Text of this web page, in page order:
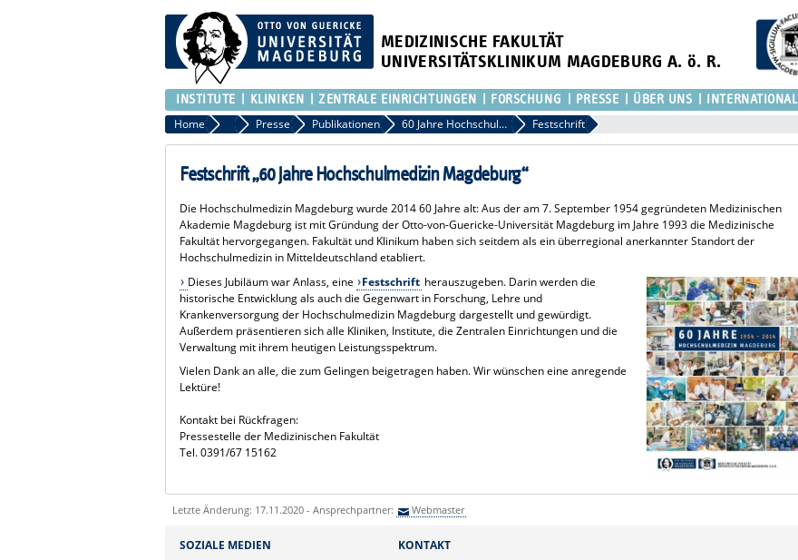
MEDIZINISCHE FAKULTÄT
UNIVERSITÄTSKLINIKUM MAGDEBURG A. ö. R.
INSTITUTE KLINIKEN ZENTRALE EINRICHTUNGEN FORSCHUNG PRESSE ÜBER UNS INTERNATIONAL
Home PressePresse Publikationen 60 Jahre Hochschulmedizin Magdeburg Festschrift
Festschrift „60 Jahre Hochschulmedizin Magdeburg“
Die Hochschulmedizin Magdeburg wurde 2014 60 Jahre alt: Aus der am 7. September 1954 gegründeten Medizinischen
Akademie Magdeburg ist mit Gründung der Otto-von-Guericke-Universität Magdeburg im Jahre 1993 die Medizinische
Fakultät hervorgegangen. Fakultät und Klinikum haben sich seitdem als ein überregional anerkannter Standort der
Hochschulmedizin in Mitteldeutschland etabliert.
Dieses Jubiläum war Anlass, eine
Festschrift herauszugeben. Darin werden die
historische Entwicklung als auch die Gegenwart in Forschung, Lehre und
Krankenversorgung der Hochschulmedizin Magdeburg dargestellt und gewürdigt.
Außerdem präsentieren sich alle Kliniken, Institute, die Zentralen Einrichtungen und die
Verwaltung mit ihrem heutigen Leistungsspektrum.
Vielen Dank an alle, die zum Gelingen beigetragen haben. Wir wünschen eine anregende
Lektüre!
Kontakt bei Rückfragen:
Pressestelle der Medizinischen Fakultät
Tel. 0391/67 15162
Letzte Änderung: 17.11.2020 - Ansprechpartner: Webmaster
SOZIALE MEDIEN KONTAKT